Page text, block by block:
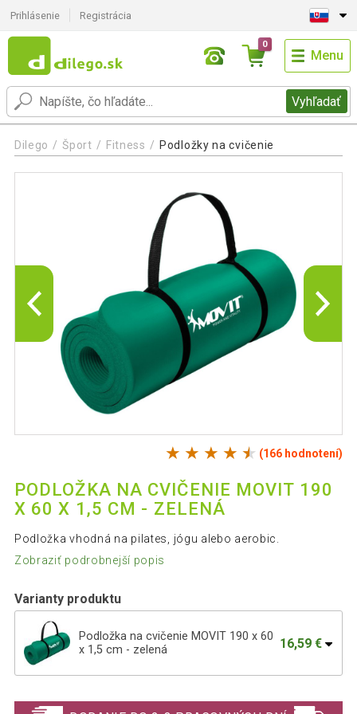
Prihlásenie Registrácia
Vyhľadať
0
Menu
Dilego Šport Fitness Podložky na cvičenie
(166 hodnotení)
PODLOŽKA NA CVIČENIE MOVIT 190
X 60 X 1,5 CM - ZELENÁ
Podložka vhodná na pilates, jógu alebo aerobic.
Zobraziť podrobnejší popis
Varianty produktu
Podložka na cvičenie MOVIT 190 x 60
x 1,5 cm - zelená
16,59 €
1,5 cm - kráľovská modrá